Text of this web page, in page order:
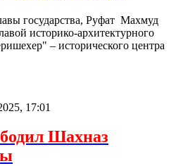
государства, Руфат Махмуд
историко-архитектурного
– исторического центра
17:01
Шахназ